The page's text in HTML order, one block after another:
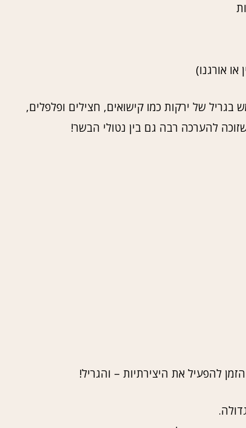
אורגנו)
של ירקות כמו קישואים, חצילים ופלפלים,
להערכה רבה גם בין נטולי הבשר!
להפעיל את היצירתיות – והגריל!